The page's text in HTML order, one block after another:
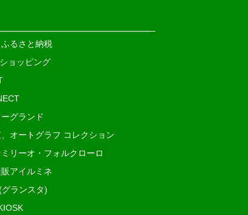
るさと納税
ョッピング
グランド
オートグラフ コレクション
リーオ・フォルクローロ
アイルミネ
ランスタ)